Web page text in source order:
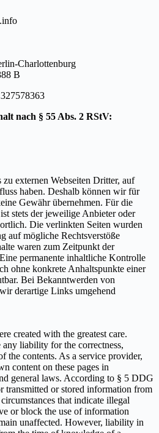
Charlottenburg
B
nach § 55 Abs. 2 RStV:
externen Webseiten Dritter, auf
haben. Deshalb können wir für
Gewähr übernehmen. Für die
stets der jeweilige Anbieter oder
Die verlinkten Seiten wurden
auf mögliche Rechtsverstöße
waren zum Zeitpunkt der
permanente inhaltliche Kontrolle
ohne konkrete Anhaltspunkte einer
Bei Bekanntwerden von
derartige Links umgehend
created with the greatest care.
liability for the correctness,
the contents. As a service provider,
content on these pages in
general laws. According to § 5 DDG
transmitted or stored information from
that indicate illegal
or block the use of information
unaffected. However, liability in